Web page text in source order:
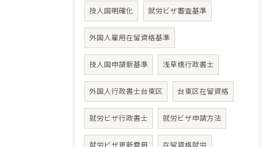
技人国明確化 就労ビザ審査基準
外国人雇用在留資格基準
技人国申請新基準 浅草橋行政書士
外国人行政書士台東区 台東区在留資格
就労ビザ行政書士 就労ビザ申請方法
就労ビザ更新費用 在留資格就労